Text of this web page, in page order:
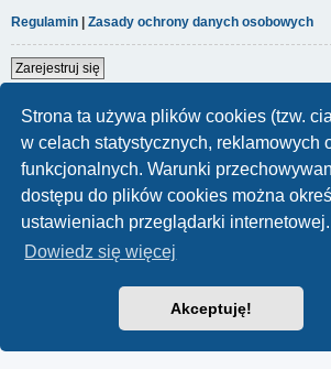
Strona ta używa plików cookies (tzw.
w celach statystycznych, reklamowych
funkcjonalnych. Warunki
dostępu do plików cookies można
ustawieniach przeglądarki internetowej.
Dowiedz się więcej
Akceptuję!
Regulamin | Zasady ochrony danych osobowych
Zarejestruj się
Forum Bike Łódź - Forum Rowerowe Łódź - Forum Szosowe - Forum MTB Strona Główna
Linki partnerskie: strony www lodz ,Fotografia Analogowa
Polski pakiet językowy dostarcza